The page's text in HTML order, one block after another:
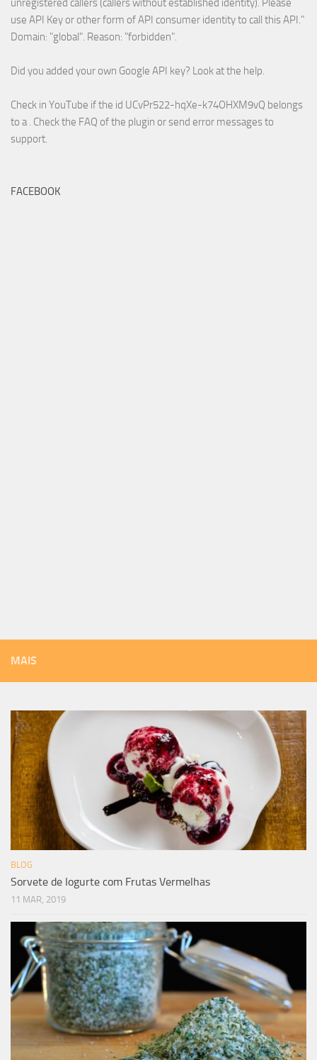
unregistered callers (callers without established identity). Please
use API Key or other form of API consumer identity to call this API."
Domain: "global". Reason: "forbidden".
Did you added your own Google API key? Look at the help.
Check in YouTube if the id UCvPr522-hqXe-k74OHXM9vQ belongs
to a . Check the FAQ of the plugin or send error messages to
support.
FACEBOOK
MAIS
BLOG
Sorvete de Iogurte com Frutas Vermelhas
11 MAR, 2019